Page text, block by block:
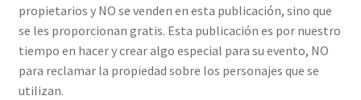
propietarios y NO se venden en esta publicación, sino que
se les proporcionan gratis. Esta publicación es por nuestro
tiempo en hacer y crear algo especial para su evento, NO
para reclamar la propiedad sobre los personajes que se
utilizan.